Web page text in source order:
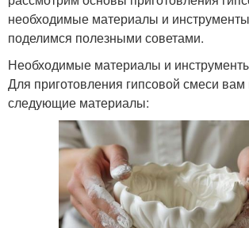
необходимые материалы и
поделимся полезными советами.
Необходимые материалы и
Для приготовления гипсовой смеси вам
следующие материалы: